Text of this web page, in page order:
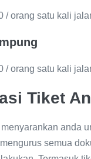
/ orang satu kali
/ orang satu kali
Tiket
anda
semua